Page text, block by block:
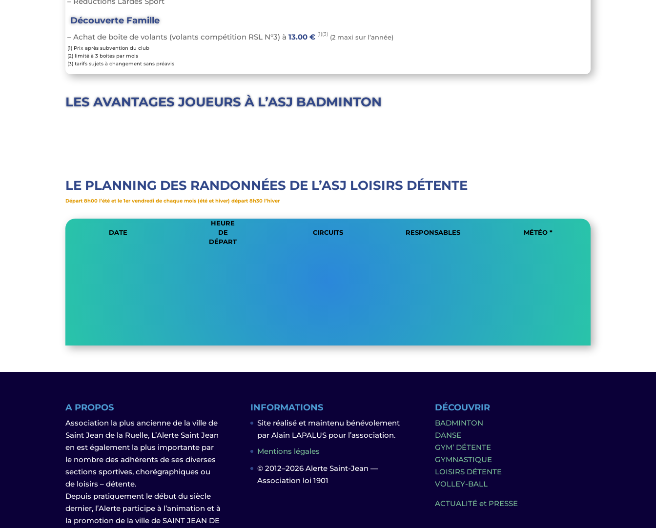
Découverte Famille
– Achat de boite de volants (volants compétition RSL N°3) à13.00 € (1)(3) (2 maxi sur l’année)
(1) Prix après subvention du club
(2) limité à 3 boites par mois
(3) tarifs sujets à changement sans préavis
LES AVANTAGES JOUEURS À L’ASJ BADMINTON
LE PLANNING DES RANDONNÉES DE L’ASJ LOISIRS DÉTENTE
Départ 8h00 l’été et le 1er vendredi de chaque mois (été et hiver) départ 8h30 l’hiver
DATE
HEURE
DE
DÉPART
CIRCUITS RESPONSABLES MÉTÉO *
A PROPOS
Association la plus ancienne de la ville de
Saint Jean de la Ruelle, L’Alerte Saint Jean
en est également la plus importante par
le nombre des adhérents de ses diverses
sections sportives, chorégraphiques ou
de loisirs – détente.
Depuis pratiquement le début du siècle
dernier, l’Alerte participe à l’animation et à
la promotion de la ville de SAINT JEAN DE
INFORMATIONS
Site réalisé et maintenu bénévolement
par Alain LAPALUS pour l’association.
Mentions légales
© 2012–2026 Alerte Saint-Jean —
Association loi 1901
DÉCOUVRIR
BADMINTON
DANSE
GYM’ DÉTENTE
GYMNASTIQUE
LOISIRS DÉTENTE
VOLLEY-BALL
ACTUALITÉ et PRESSE